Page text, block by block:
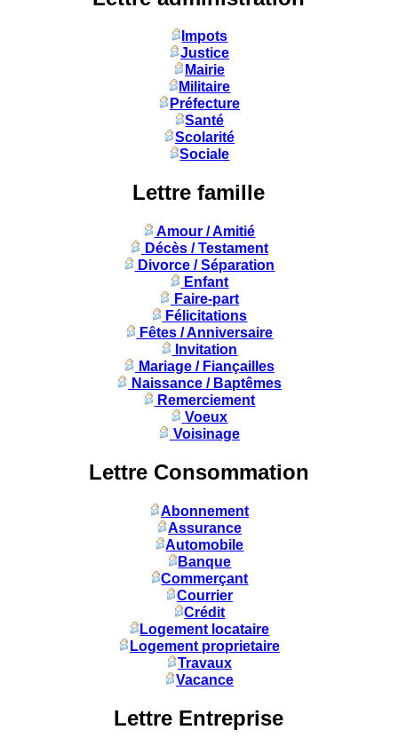
Impots
Justice
Mairie
Militaire
Préfecture
Santé
Scolarité
Sociale
Lettre famille
Amour / Amitié
Décès / Testament
Divorce / Séparation
Enfant
Faire-part
Félicitations
Fêtes / Anniversaire
Invitation
Mariage / Fiançailles
Naissance / Baptêmes
Remerciement
Voeux
Voisinage
Lettre Consommation
Abonnement
Assurance
Automobile
Banque
Commerçant
Courrier
Crédit
Logement locataire
Logement proprietaire
Travaux
Vacance
Lettre Entreprise